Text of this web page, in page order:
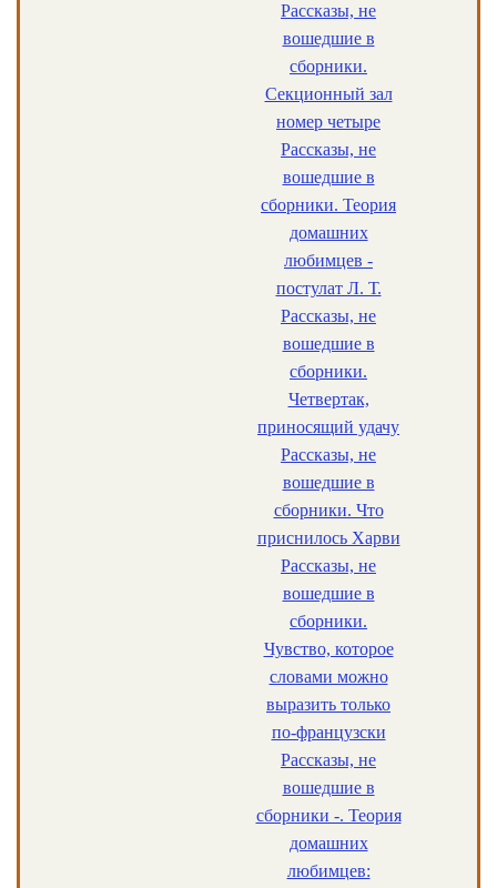
Рассказы, не
вошедшие в
сборники.
Секционный зал
номер четыре
Рассказы, не
вошедшие в
сборники. Теория
домашних
любимцев -
постулат Л. Т.
Рассказы, не
вошедшие в
сборники.
Четвертак,
приносящий удачу
Рассказы, не
вошедшие в
сборники. Что
приснилось Харви
Рассказы, не
вошедшие в
сборники.
Чувство, которое
словами можно
выразить только
по-французски
Рассказы, не
вошедшие в
сборники -. Теория
домашних
любимцев: